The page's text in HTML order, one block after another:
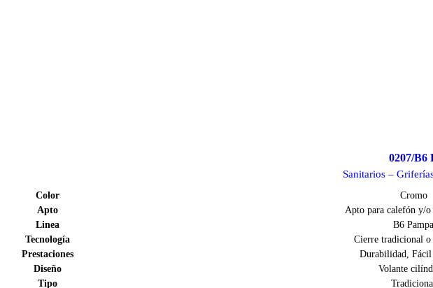
0207/B6
Sanitarios –
Color
Cromo
Apto
Apto para calefón y/o
Linea
B6 Pampa
Tecnología
Cierre tradicional o
Prestaciones
Durabilidad,
Diseño
Volante
Tipo